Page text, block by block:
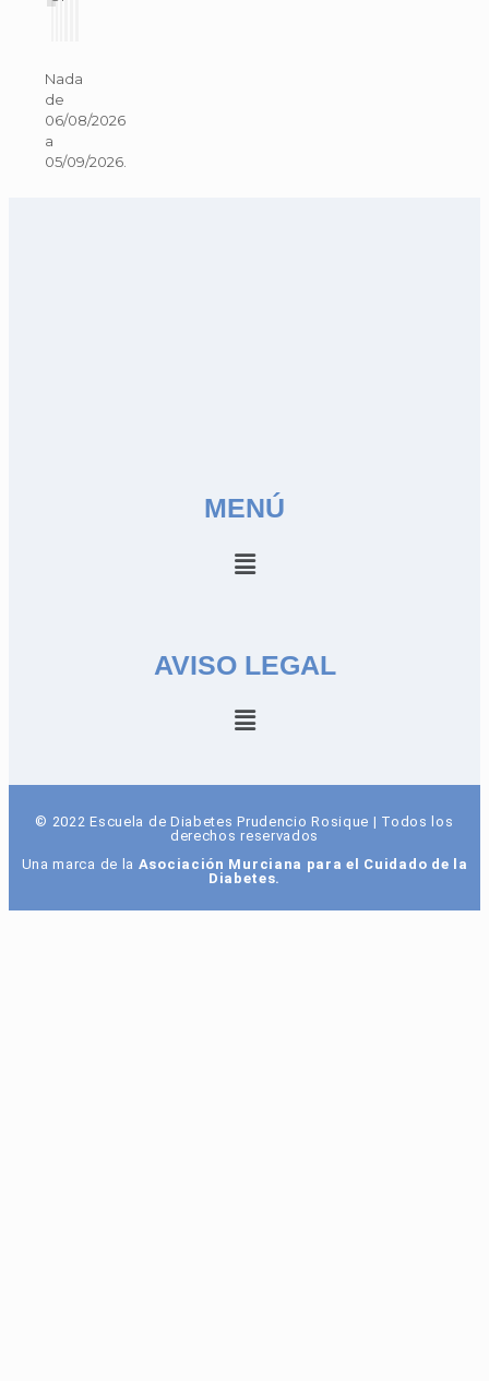
Nada
de
06/08/2026
a
05/09/2026.
MENÚ
AVISO LEGAL
© 2022 Escuela de Diabetes Prudencio Rosique | Todos los
derechos reservados
Una marca de la Asociación Murciana para el Cuidado de la
Diabetes.